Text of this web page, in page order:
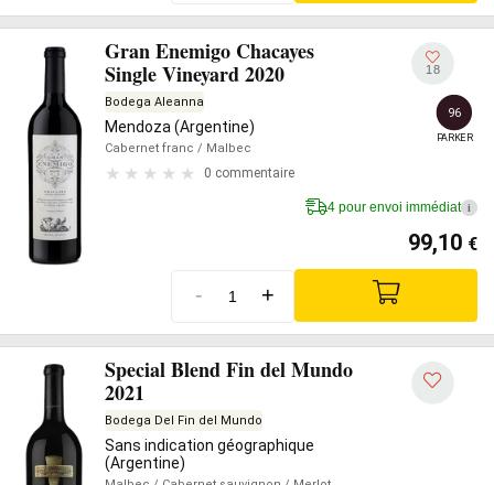
Gran Enemigo Chacayes
Single Vineyard 2020
Bodega Aleanna
Mendoza (Argentine)
Cabernet franc / Malbec
0 commentaire
18
96
PARKER
4 pour envoi immédiat i
99,10 €
- +
Special Blend Fin del Mundo
2021
Bodega Del Fin del Mundo
Sans indication géographique
(Argentine)